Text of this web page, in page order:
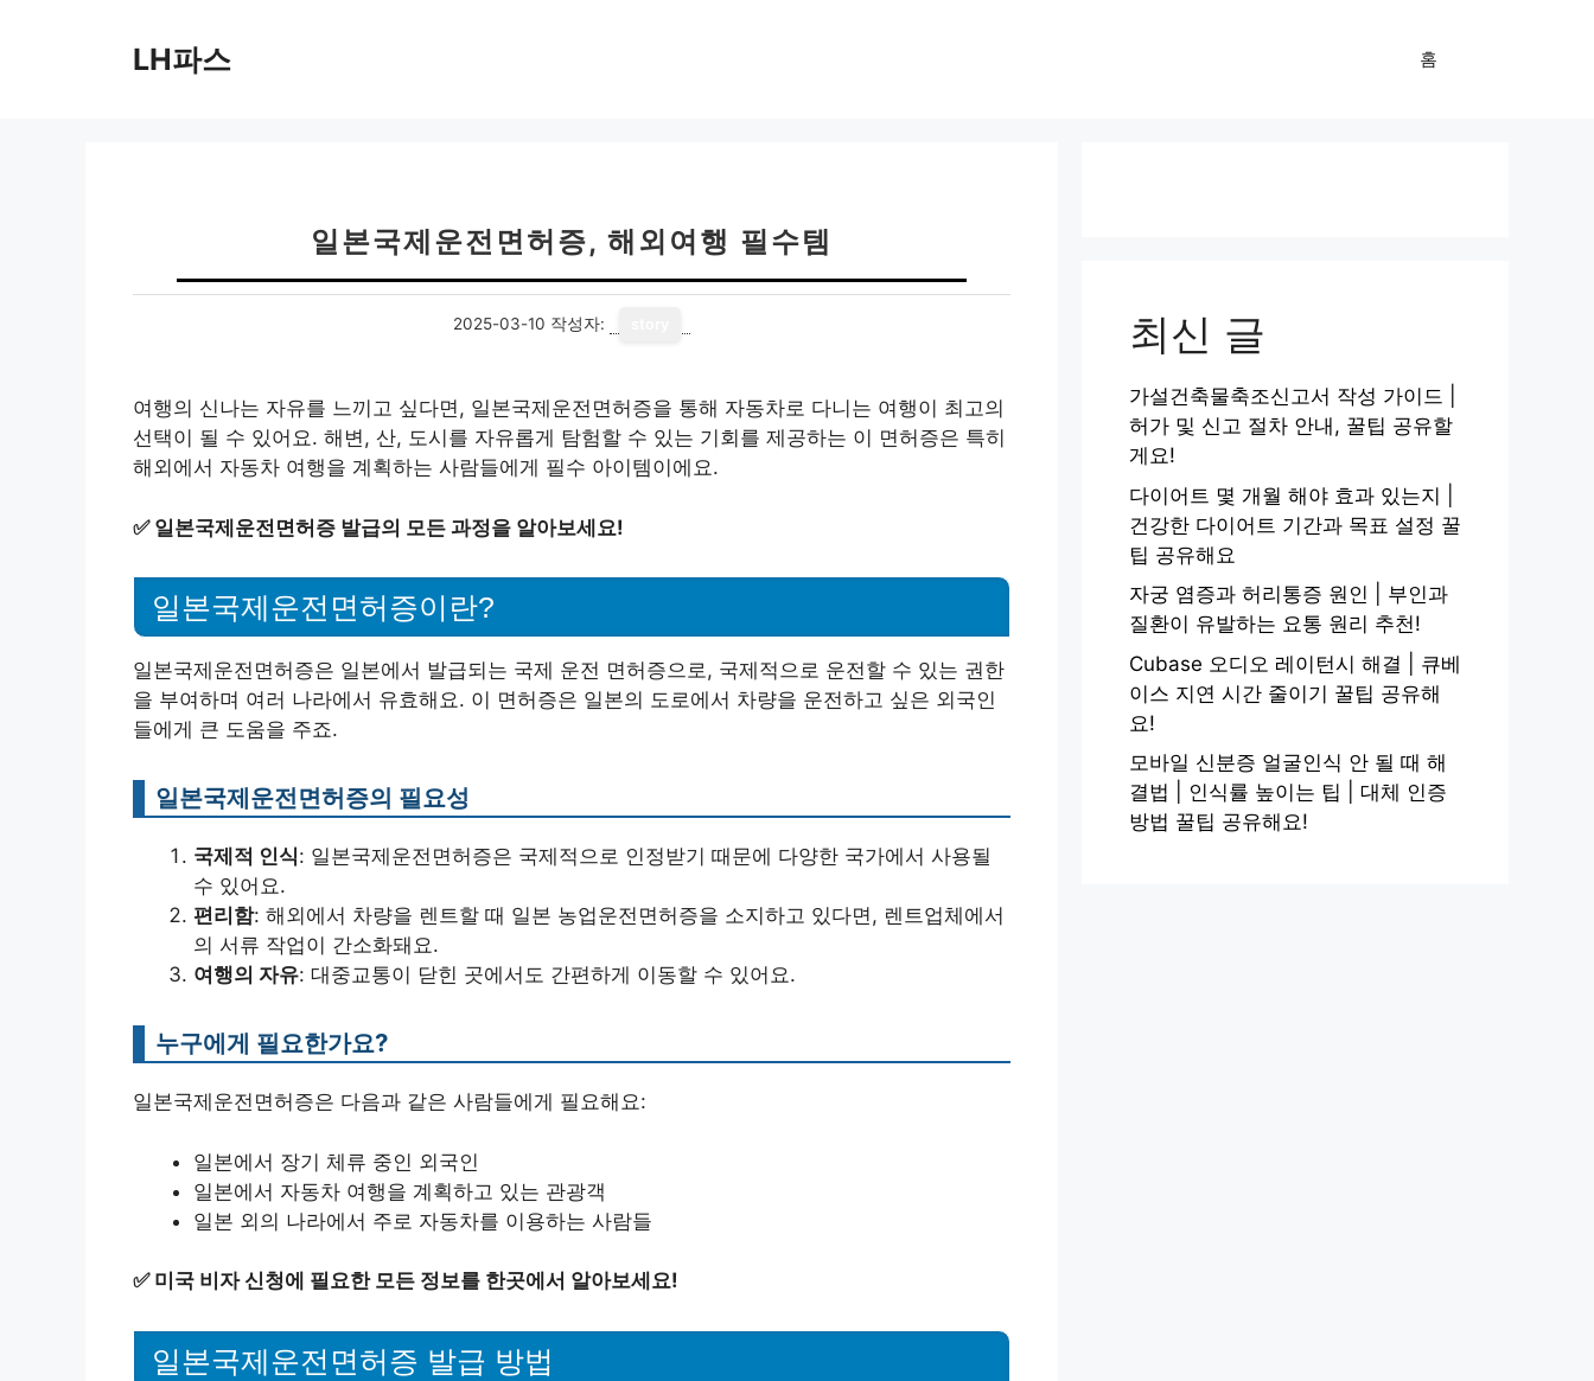
LH파스 홈
일본국제운전면허증, 해외여행 필수템
2025-03-10 작성자:
여행의 신나는 자유를 느끼고 싶다면, 일본국제운전면허증을 통해 자동차로 다니는 여행이 최고의
선택이 될 수 있어요. 해변, 산, 도시를 자유롭게 탐험할 수 있는 기회를 제공하는 이 면허증은 특히
해외에서 자동차 여행을 계획하는 사람들에게 필수 아이템이에요.
✅ 일본국제운전면허증 발급의 모든 과정을 알아보세요!
일본국제운전면허증이란?
일본국제운전면허증은 일본에서 발급되는 국제 운전 면허증으로, 국제적으로 운전할 수 있는 권한
을 부여하며 여러 나라에서 유효해요. 이 면허증은 일본의 도로에서 차량을 운전하고 싶은 외국인
들에게 큰 도움을 주죠.
일본국제운전면허증의 필요성
국제적 인식: 일본국제운전면허증은 국제적으로 인정받기 때문에 다양한 국가에서 사용될
수 있어요.
편리함: 해외에서 차량을 렌트할 때 일본 농업운전면허증을 소지하고 있다면, 렌트업체에서
의 서류 작업이 간소화돼요.
여행의 자유: 대중교통이 닫힌 곳에서도 간편하게 이동할 수 있어요.
누구에게 필요한가요?
일본국제운전면허증은 다음과 같은 사람들에게 필요해요:
일본에서 장기 체류 중인 외국인
일본에서 자동차 여행을 계획하고 있는 관광객
일본 외의 나라에서 주로 자동차를 이용하는 사람들
✅ 미국 비자 신청에 필요한 모든 정보를 한곳에서 알아보세요!
일본국제운전면허증 발급 방법
최신 글
가설건축물축조신고서 작성 가이드 |
허가 및 신고 절차 안내, 꿀팁 공유할
게요!
다이어트 몇 개월 해야 효과 있는지 |
건강한 다이어트 기간과 목표 설정 꿀
팁 공유해요
자궁 염증과 허리통증 원인 | 부인과
질환이 유발하는 요통 원리 추천!
Cubase 오디오 레이턴시 해결 | 큐베
이스 지연 시간 줄이기 꿀팁 공유해
요!
모바일 신분증 얼굴인식 안 될 때 해
결법 | 인식률 높이는 팁 | 대체 인증
방법 꿀팁 공유해요!